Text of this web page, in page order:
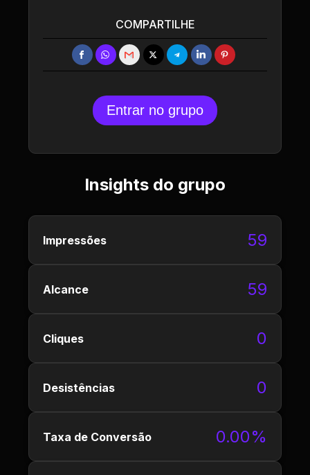
COMPARTILHE
Entrar no grupo
Insights do grupo
Impressões 59
Alcance 59
Cliques 0
Desistências 0
Taxa de Conversão 0.00%